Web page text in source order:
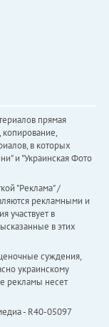
прямая
копирование,
в которых
и "Украинская Фото
"Реклама" /
рекламными и
участвует в
в этих
суждения,
украинскому
рекламы несет
- R40-05097